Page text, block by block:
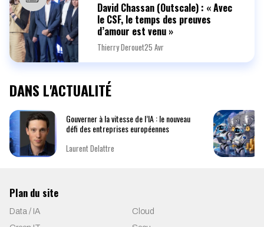
David Chassan (Outscale) : « Avec
le CSF, le temps des preuves
d’amour est venu »
Thierry Derouet25 Avr
DANS L'ACTUALITÉ
Gouverner à la vitesse de l’IA : le nouveau
défi des entreprises européennes
Laurent Delattre
Plan du site
Data / IA
Cloud